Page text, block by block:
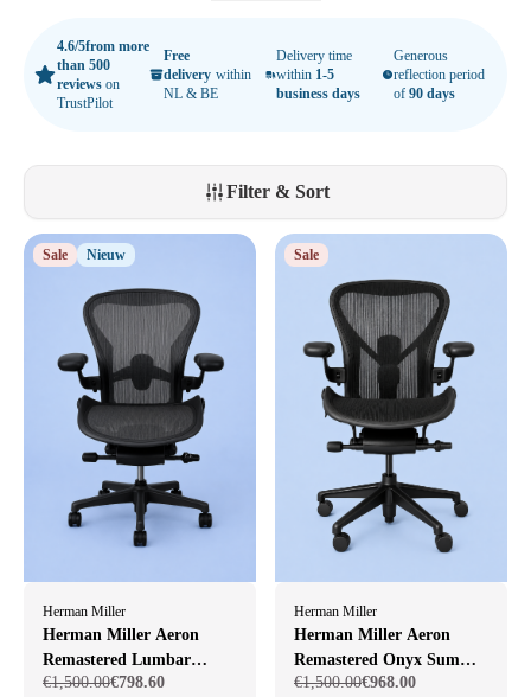
voor de directiekamer: wij helpen je graag aan de beste match in
design, afwerking (leder of ademend mesh) en ergonomie. Zo creëer je
in no-time een premium werkplek waar je langer gefocust blijft en
4.6/5from more
than 500
reviews on
TrustPilot
Free
delivery within
NL & BE
Delivery time
within 1-5
business days
Generous
reflection period
of 90 days
Filter & Sort
Sale Nieuw
Herman Miller
Herman Miller Aeron
Remastered Lumbar
Summer Deal
€1,500.00€798.60
Sale
Herman Miller
Herman Miller Aeron
Remastered Onyx Summer
Deal
€1,500.00€968.00